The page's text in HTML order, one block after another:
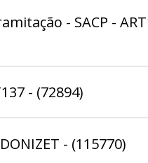
- SACP -
- (72894)
- (115770)